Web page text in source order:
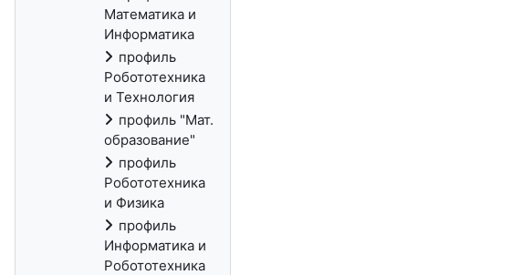
Математика и
Информатика
профиль
Робототехника
и Технология
профиль "Мат.
образование"
профиль
Робототехника
и Физика
профиль
Информатика и
Робототехника